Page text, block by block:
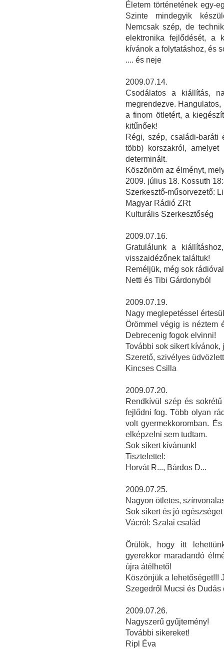
Életem történetének egy-
Szinte mindegyik
Nemcsak szép, de
elektronika fejlődését, a
kívánok a folytatáshoz, és
.... és neje
2009.07.14.
Csodálatos a kiállítás,
megrendezve.
a finom ötletért, a
kitűnőek!
Régi, szép, családi-
több) korszakról,
determinált.
Köszönöm az élményt,
2009. július 18. Kossuth
Szerkesztő-műsorvezető:
Magyar Rádió ZRt
Kulturális Szerkesztőség
2009.07.16.
Gratulálunk a
visszaidézőnek találtuk!
Reméljük, még sok
Netti és Tibi Gárdonyból
2009.07.19.
Nagy meglepetéssel
Örömmel végig is néztem
Debrecenig fogok elvinni!
További sok sikert kívánok,
Szerető, szivélyes
Kincses Csilla
2009.07.20.
Rendkívül szép és
fejlődni fog. Több olyan
volt gyermekkoromban.
elképzelni sem tudtam.
Sok sikert kívánunk!
Tisztelettel:
Horvát R..., Bárdos D...
2009.07.25.
Nagyon ötletes,
Sok sikert és jó
Vácról: Szalai család
Örülök, hogy itt
gyerekkor maradandó
újra átélhető!
Köszönjük a lehetőséget!!!
Szegedről Mucsi és Dudás
2009.07.26.
Nagyszerű gyűjtemény!
További sikereket!
Ripl Éva